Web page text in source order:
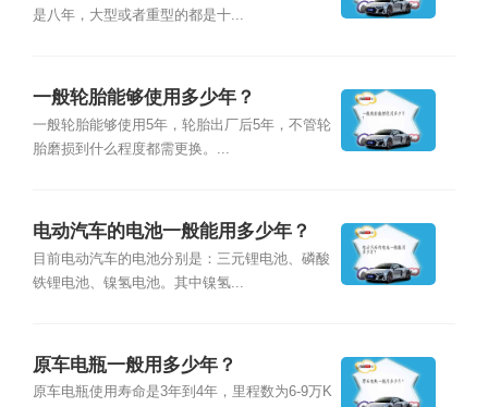
是八年，大型或者重型的都是十...
一般轮胎能够使用多少年？
一般轮胎能够使用5年，轮胎出厂后5年，不管轮
胎磨损到什么程度都需更换。...
电动汽车的电池一般能用多少年？
目前电动汽车的电池分别是：三元锂电池、磷酸
铁锂电池、镍氢电池。其中镍氢...
原车电瓶一般用多少年？
原车电瓶使用寿命是3年到4年，里程数为6-9万K